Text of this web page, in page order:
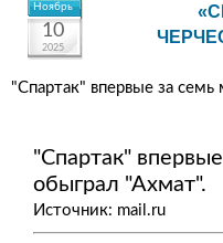
Ноябрь
10
2025
"Спартак" впервые за
"Спартак"
обыграл "Ахмат".
Источник: mail.ru